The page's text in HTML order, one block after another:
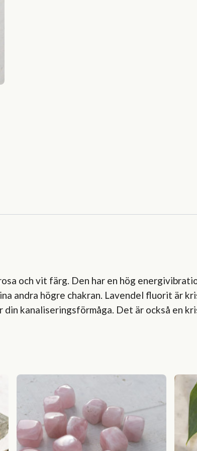
och vit färg. Den har en hög
andra högre chakran. Lavendel fluorit är
kanaliseringsförmåga. Det är också en